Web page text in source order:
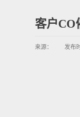
客户CO
来源： 发布